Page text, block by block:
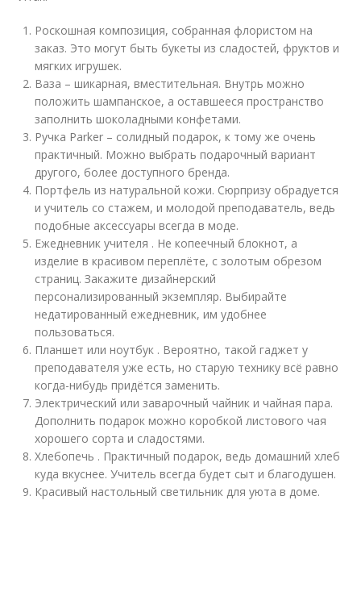
Роскошная композиция, собранная флористом на
заказ. Это могут быть букеты из сладостей, фруктов и
мягких игрушек.
Ваза – шикарная, вместительная. Внутрь можно
положить шампанское, а оставшееся пространство
заполнить шоколадными конфетами.
Ручка Parker – солидный подарок, к тому же очень
практичный. Можно выбрать подарочный вариант
другого, более доступного бренда.
Портфель из натуральной кожи. Сюрпризу обрадуется
и учитель со стажем, и молодой преподаватель, ведь
подобные аксессуары всегда в моде.
Ежедневник учителя . Не копеечный блокнот, а
изделие в красивом переплёте, с золотым обрезом
страниц. Закажите дизайнерский
персонализированный экземпляр. Выбирайте
недатированный ежедневник, им удобнее
пользоваться.
Планшет или ноутбук . Вероятно, такой гаджет у
преподавателя уже есть, но старую технику всё равно
когда-нибудь придётся заменить.
Электрический или заварочный чайник и чайная пара.
Дополнить подарок можно коробкой листового чая
хорошего сорта и сладостями.
Хлебопечь . Практичный подарок, ведь домашний хлеб
куда вкуснее. Учитель всегда будет сыт и благодушен.
Красивый настольный светильник для уюта в доме.